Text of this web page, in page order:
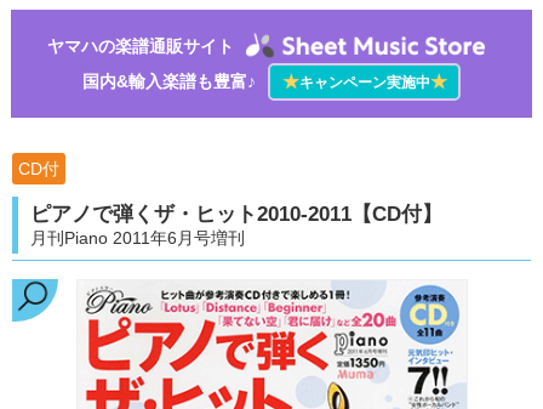
ヤマハの楽譜通販サイト
国内&輸入楽譜も豊富♪
★キャンペーン実施中★
CD付
ピアノで弾くザ・ヒット2010-2011【CD付】
月刊Piano 2011年6月号増刊